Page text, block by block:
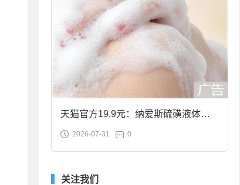
天猫官方19.9元：纳爱斯硫磺液体香
皂2斤大促
2026-07-31 0
关注我们